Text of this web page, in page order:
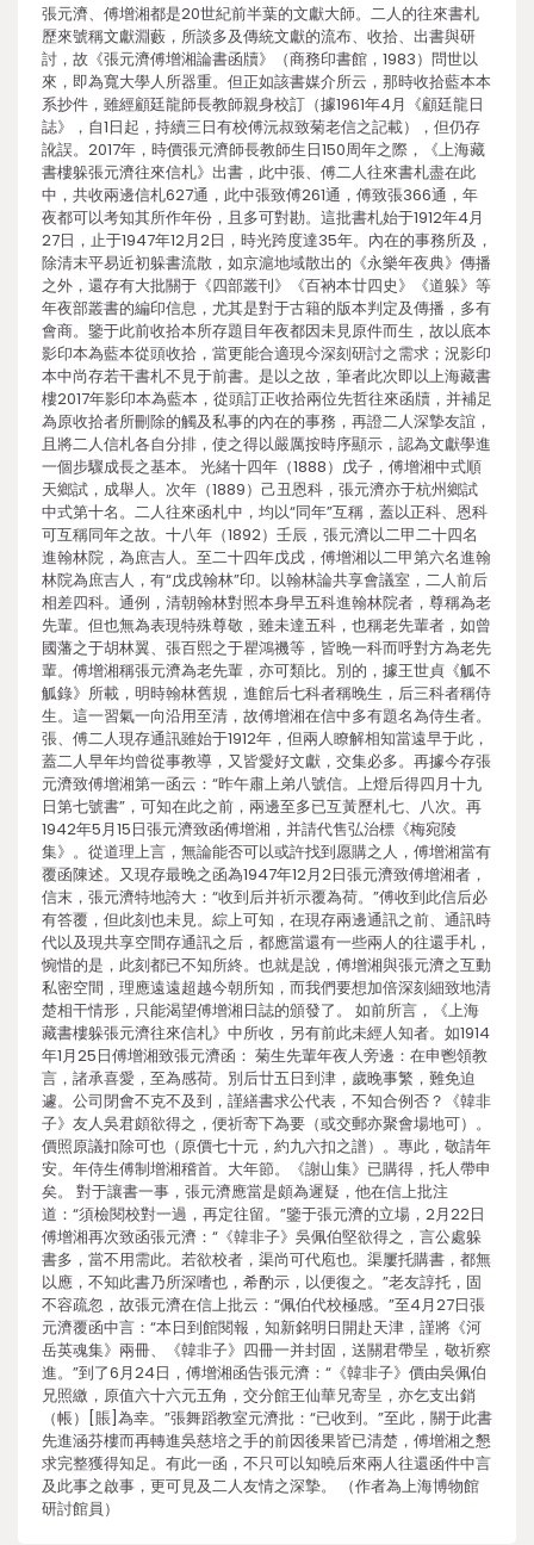
張元濟、傅增湘都是20世紀前半葉的文獻大師。二人的往來書札
歷來號稱文獻淵藪，所談多及傳統文獻的流布、收拾、出書與研
討，故《張元濟傅增湘論書函牘》（商務印書館，1983）問世以
來，即為寬大學人所器重。但正如該書媒介所云，那時收拾藍本本
系抄件，雖經顧廷龍師長教師親身校訂（據1961年4月《顧廷龍日
誌》，自1日起，持續三日有校傅沅叔致菊老信之記載），但仍存
訛誤。2017年，時價張元濟師長教師生日150周年之際，《上海藏
書樓躲張元濟往來信札》出書，此中張、傅二人往來書札盡在此
中，共收兩邊信札627通，此中張致傅261通，傅致張366通，年
夜都可以考知其所作年份，且多可對勘。這批書札始于1912年4月
27日，止于1947年12月2日，時光跨度達35年。內在的事務所及，
除清末平易近初躲書流散，如京滬地域散出的《永樂年夜典》傳播
之外，還存有大批關于《四部叢刊》《百衲本廿四史》《道躲》等
年夜部叢書的編印信息，尤其是對于古籍的版本判定及傳播，多有
會商。鑒于此前收拾本所存題目年夜都因未見原件而生，故以底本
影印本為藍本從頭收拾，當更能合適現今深刻研討之需求；況影印
本中尚存若干書札不見于前書。是以之故，筆者此次即以上海藏書
樓2017年影印本為藍本，從頭訂正收拾兩位先哲往來函牘，并補足
為原收拾者所刪除的觸及私事的內在的事務，再證二人深摯友誼，
且將二人信札各自分排，使之得以嚴厲按時序顯示，認為文獻學進
一個步驟成長之基本。 光緒十四年（1888）戊子，傅增湘中式順
天鄉試，成舉人。次年（1889）己丑恩科，張元濟亦于杭州鄉試
中式第十名。二人往來函札中，均以“同年”互稱，蓋以正科、恩科
可互稱同年之故。十八年（1892）壬辰，張元濟以二甲二十四名
進翰林院，為庶吉人。至二十四年戊戌，傅增湘以二甲第六名進翰
林院為庶吉人，有“戊戌翰林”印。以翰林論共享會議室，二人前后
相差四科。通例，清朝翰林對照本身早五科進翰林院者，尊稱為老
先輩。但也無為表現特殊尊敬，雖未達五科，也稱老先輩者，如曾
國藩之于胡林翼、張百熙之于瞿鴻禨等，皆晚一科而呼對方為老先
輩。傅增湘稱張元濟為老先輩，亦可類比。別的，據王世貞《觚不
觚錄》所載，明時翰林舊規，進館后七科者稱晚生，后三科者稱侍
生。這一習氣一向沿用至清，故傅增湘在信中多有題名為侍生者。
張、傅二人現存通訊雖始于1912年，但兩人瞭解相知當遠早于此，
蓋二人早年均曾從事教導，又皆愛好文獻，交集必多。再據今存張
元濟致傅增湘第一函云：“昨午肅上弟八號信。上燈后得四月十九
日第七號書”，可知在此之前，兩邊至多已互黃歷札七、八次。再
1942年5月15日張元濟致函傅增湘，并請代售弘治標《梅宛陵
集》。從道理上言，無論能否可以或許找到愿購之人，傅增湘當有
覆函陳述。又現存最晚之函為1947年12月2日張元濟致傅增湘者，
信末，張元濟特地誇大：“收到后并祈示覆為荷。”傅收到此信后必
有答覆，但此刻也未見。綜上可知，在現存兩邊通訊之前、通訊時
代以及現共享空間存通訊之后，都應當還有一些兩人的往還手札，
惋惜的是，此刻都已不知所終。也就是說，傅增湘與張元濟之互動
私密空間，理應遠遠超越今朝所知，而我們要想加倍深刻細致地清
楚相干情形，只能渴望傅增湘日誌的頒發了。 如前所言，《上海
藏書樓躲張元濟往來信札》中所收，另有前此未經人知者。如1914
年1月25日傅增湘致張元濟函： 菊生先輩年夜人旁邊：在申鬯領教
言，諸承喜愛，至為感荷。別后廿五日到津，歲晚事繁，難免迫
遽。公司閉會不克不及到，謹繕書求公代表，不知合例否？《韓非
子》友人吳君頗欲得之，便祈寄下為要（或交郵亦聚會場地可）。
價照原議扣除可也（原價七十元，約九六扣之譜）。專此，敬請年
安。年侍生傅制增湘稽首。大年節。《謝山集》已購得，托人帶申
矣。 對于讓書一事，張元濟應當是頗為遲疑，他在信上批注
道：“須檢閱校對一過，再定往留。”鑒于張元濟的立場，2月22日
傅增湘再次致函張元濟：“《韓非子》吳佩伯堅欲得之，言公處躲
書多，當不用需此。若欲校者，渠尚可代庖也。渠屢托購書，都無
以應，不知此書乃所深嗜也，希酌示，以便復之。”老友諄托，固
不容疏忽，故張元濟在信上批云：“佩伯代校極感。”至4月27日張
元濟覆函中言：“本日到館閱報，知新銘明日開赴天津，謹將《河
岳英魂集》兩冊、《韓非子》四冊一并封固，送關君帶呈，敬祈察
進。”到了6月24日，傅增湘函告張元濟：“《韓非子》價由吳佩伯
兄照繳，原值六十六元五角，交分館王仙華兄寄呈，亦乞支出銷
（帳）[賬]為幸。”張舞蹈教室元濟批：“已收到。”至此，關于此書
先進涵芬樓而再轉進吳慈培之手的前因後果皆已清楚，傅增湘之懇
求完整獲得知足。有此一函，不只可以知曉后來兩人往還函件中言
及此事之啟事，更可見及二人友情之深摯。 （作者為上海博物館
研討館員）